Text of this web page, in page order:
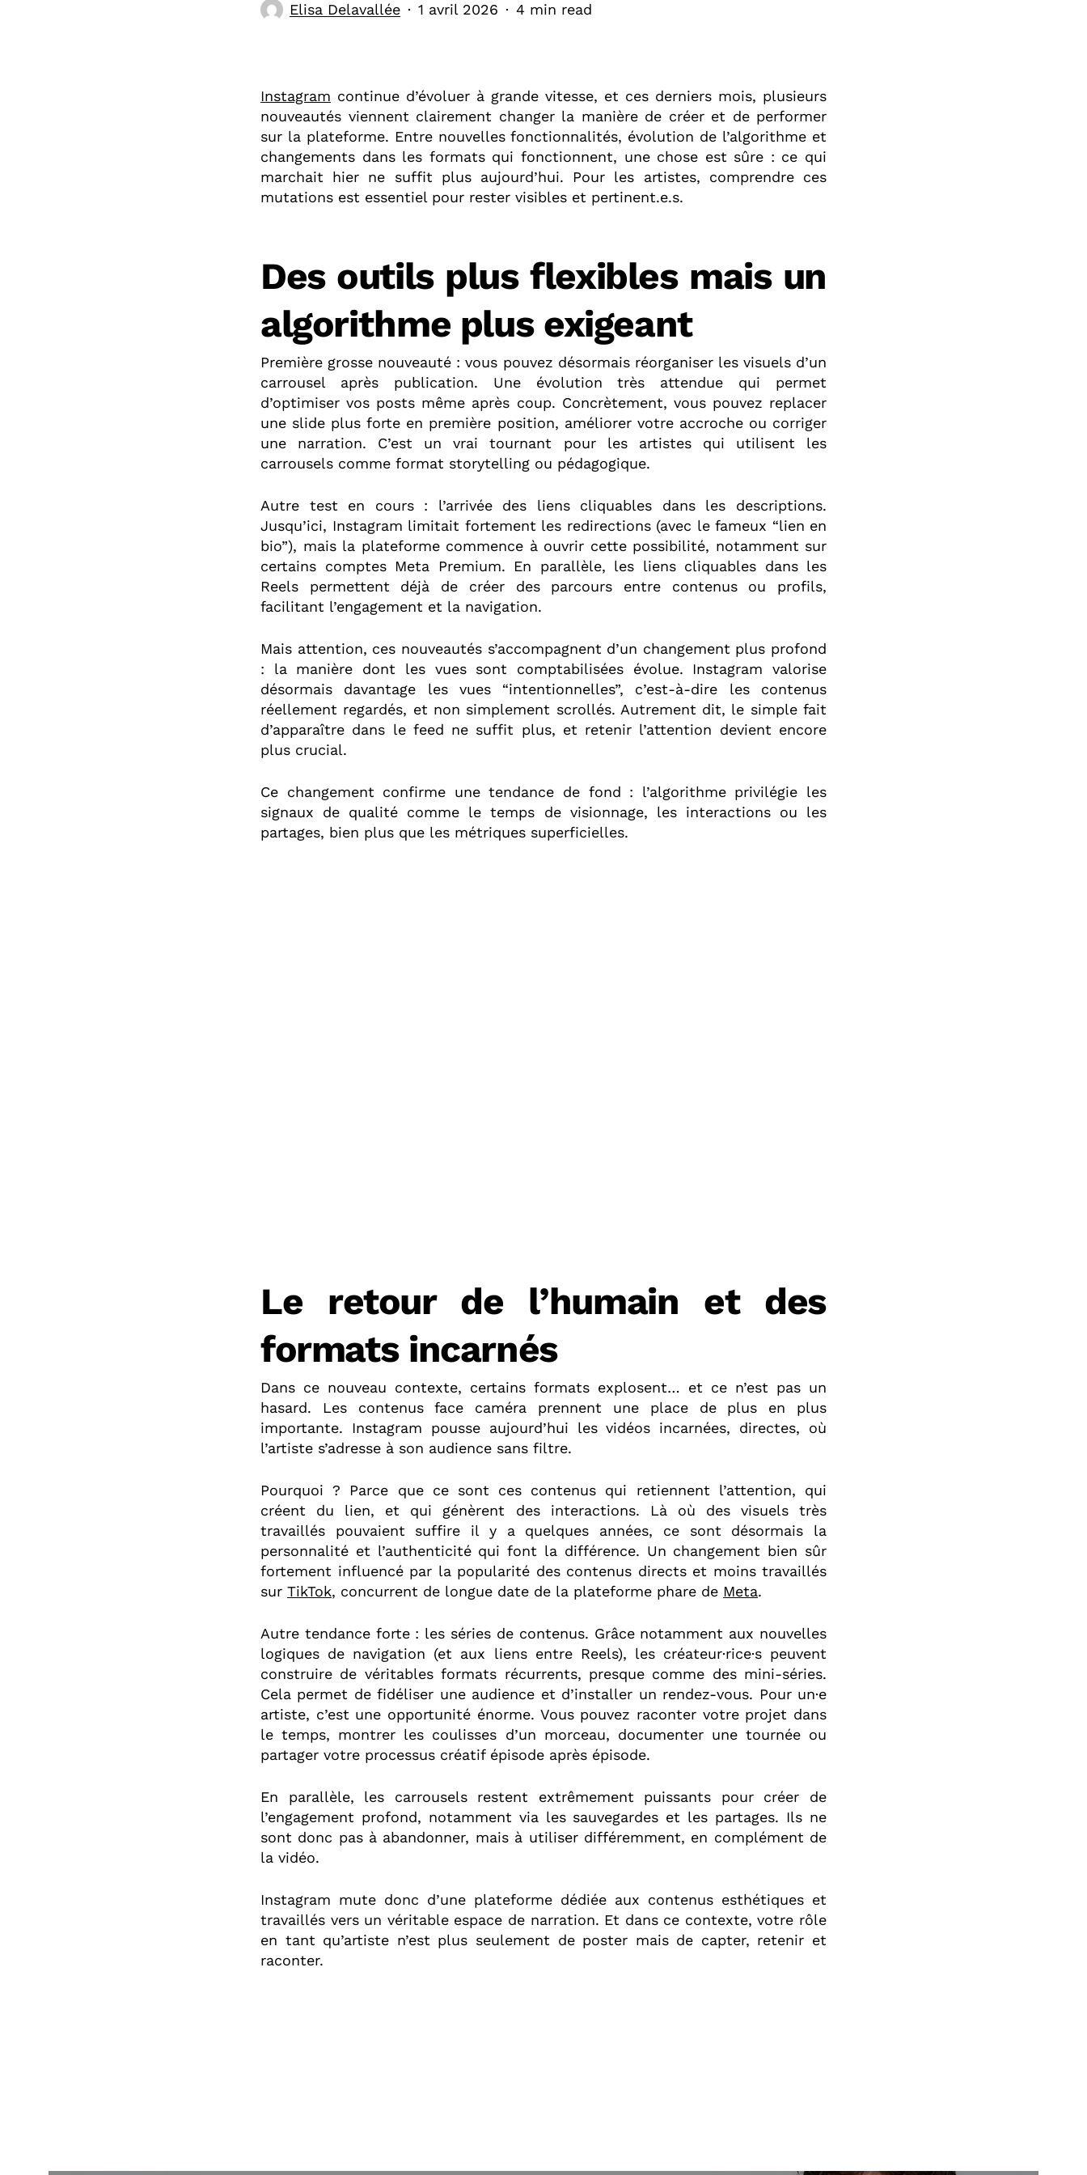
Elisa Delavallée 1 avril 2026 4 min read
Instagram continue d’évoluer à grande vitesse, et ces derniers mois, plusieurs
nouveautés viennent clairement changer la manière de créer et de performer
sur la plateforme. Entre nouvelles fonctionnalités, évolution de l’algorithme et
changements dans les formats qui fonctionnent, une chose est sûre : ce qui
marchait hier ne suffit plus aujourd’hui. Pour les artistes, comprendre ces
mutations est essentiel pour rester visibles et pertinent.e.s.
Des outils plus flexibles mais un
algorithme plus exigeant
Première grosse nouveauté : vous pouvez désormais réorganiser les visuels d’un
carrousel après publication. Une évolution très attendue qui permet
d’optimiser vos posts même après coup. Concrètement, vous pouvez replacer
une slide plus forte en première position, améliorer votre accroche ou corriger
une narration. C’est un vrai tournant pour les artistes qui utilisent les
carrousels comme format storytelling ou pédagogique.
Autre test en cours : l’arrivée des liens cliquables dans les descriptions.
Jusqu’ici, Instagram limitait fortement les redirections (avec le fameux “lien en
bio”), mais la plateforme commence à ouvrir cette possibilité, notamment sur
certains comptes Meta Premium. En parallèle, les liens cliquables dans les
Reels permettent déjà de créer des parcours entre contenus ou profils,
facilitant l’engagement et la navigation.
Mais attention, ces nouveautés s’accompagnent d’un changement plus profond
: la manière dont les vues sont comptabilisées évolue. Instagram valorise
désormais davantage les vues “intentionnelles”, c’est-à-dire les contenus
réellement regardés, et non simplement scrollés. Autrement dit, le simple fait
d’apparaître dans le feed ne suffit plus, et retenir l’attention devient encore
plus crucial.
Ce changement confirme une tendance de fond : l’algorithme privilégie les
signaux de qualité comme le temps de visionnage, les interactions ou les
partages, bien plus que les métriques superficielles.
Le retour de l’humain et des
formats incarnés
Dans ce nouveau contexte, certains formats explosent… et ce n’est pas un
hasard. Les contenus face caméra prennent une place de plus en plus
importante. Instagram pousse aujourd’hui les vidéos incarnées, directes, où
l’artiste s’adresse à son audience sans filtre.
Pourquoi ? Parce que ce sont ces contenus qui retiennent l’attention, qui
créent du lien, et qui génèrent des interactions. Là où des visuels très
travaillés pouvaient suffire il y a quelques années, ce sont désormais la
personnalité et l’authenticité qui font la différence. Un changement bien sûr
fortement influencé par la popularité des contenus directs et moins travaillés
sur TikTok, concurrent de longue date de la plateforme phare de Meta.
Autre tendance forte : les séries de contenus. Grâce notamment aux nouvelles
logiques de navigation (et aux liens entre Reels), les créateur·rice·s peuvent
construire de véritables formats récurrents, presque comme des mini-séries.
Cela permet de fidéliser une audience et d’installer un rendez-vous. Pour un·e
artiste, c’est une opportunité énorme. Vous pouvez raconter votre projet dans
le temps, montrer les coulisses d’un morceau, documenter une tournée ou
partager votre processus créatif épisode après épisode.
En parallèle, les carrousels restent extrêmement puissants pour créer de
l’engagement profond, notamment via les sauvegardes et les partages. Ils ne
sont donc pas à abandonner, mais à utiliser différemment, en complément de
la vidéo.
Instagram mute donc d’une plateforme dédiée aux contenus esthétiques et
travaillés vers un véritable espace de narration. Et dans ce contexte, votre rôle
en tant qu’artiste n’est plus seulement de poster mais de capter, retenir et
raconter.